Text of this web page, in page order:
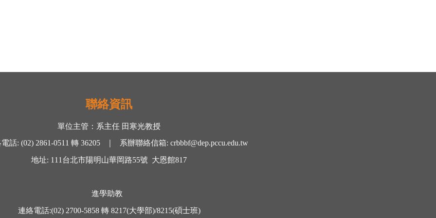
聯絡資訊
單位主管： 系主任 田寒光教授
話: (02) 2861-0511 轉36205 ｜ 系辦聯絡信箱: crbbbf@dep.pccu.edu.tw
地址: 111 台北市陽明山華岡路55號 大恩館817
進學助教
連絡電話:(02) 2700-5858 轉 8217(大學部)/8215(碩士班)